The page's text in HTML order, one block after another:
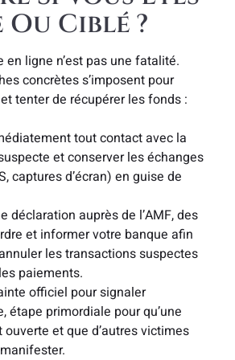
Ciblé ?
en ligne n’est pas une fatalité.
concrètes s’imposent pour
tenter de récupérer les fonds :
tout contact avec la
et conserver les échanges
captures d’écran) en guise de
déclaration auprès de l’AMF, des
et informer votre banque afin
les transactions suspectes
paiements.
officiel pour signaler
étape primordiale pour qu’une
et que d’autres victimes